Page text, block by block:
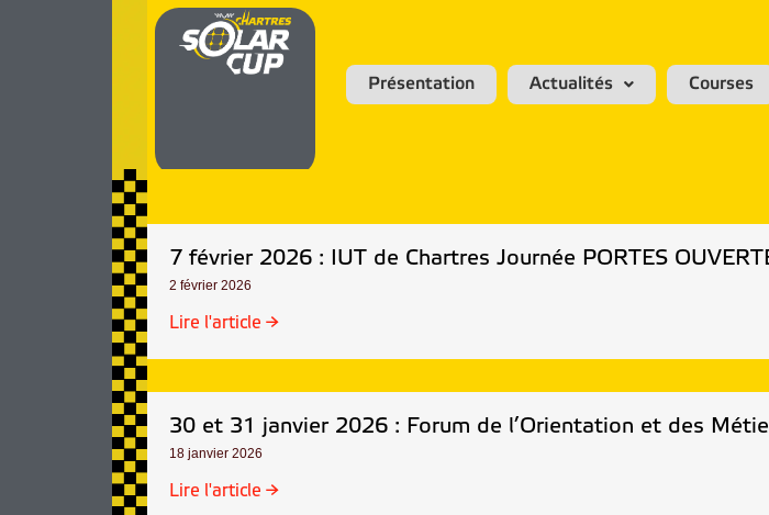
Présentation Actualités Courses
7 février 2026 : IUT de Chartres Journée PORTES
2 février 2026
Lire l'article →
30 et 31 janvier 2026 : Forum de l’Orientation et des
18 janvier 2026
Lire l'article →